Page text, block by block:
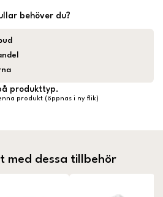
behöver du?
produkttyp.
produkt (öppnas i ny flik)
med dessa tillbehör